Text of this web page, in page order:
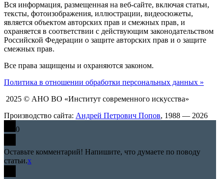
Вся информация, размещенная на веб-сайте, включая статьи,
тексты, фотоизображения, иллюстрации, видеосюжеты,
является объектом авторских прав и смежных прав, и
охраняется в соответствии с действующим законодательством
Российской Федерации о защите авторских прав и о защите
смежных прав.
Все права защищены и охраняются законом.
Политика в отношении обработки персональных данных »
2025 © АНО ВО «Институт современного искусства»
Производство сайта: Андрей Петрович Попов, 1988 — 2026
0
Оставьте комментарий! Напишите, что думаете по поводу
статьи.x